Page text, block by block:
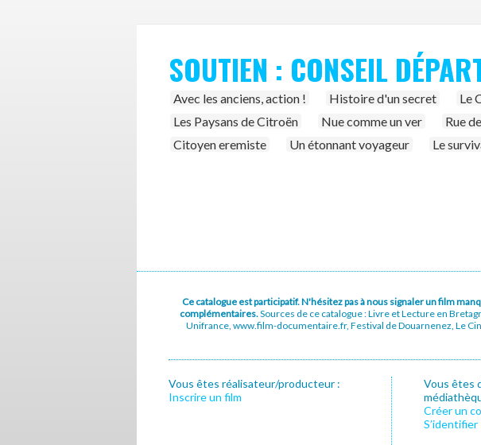
SOUTIEN : CONSEIL
Avec les anciens, action ! Histoire d'un secret Le
Les Paysans de Citroën
Nue comme un ver Rue
Citoyen eremiste
Un étonnant voyageur Le
Ce catalogue est participatif. N'hésitez pas à nous signaler un film
complémentaires.Sources de ce catalogue : Livre et Lecture en
Unifrance, www.film-documentaire.fr, Festival de Douarnenez, Le
Vous êtes réalisateur/producteur :
Inscrire un film
Vous êtes
Créer un
S’identifier